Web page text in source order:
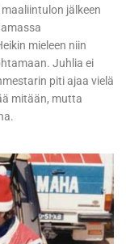
jälkeen
mieleen niin
Juhlia ei
piti ajaa vielä
mitään, mutta